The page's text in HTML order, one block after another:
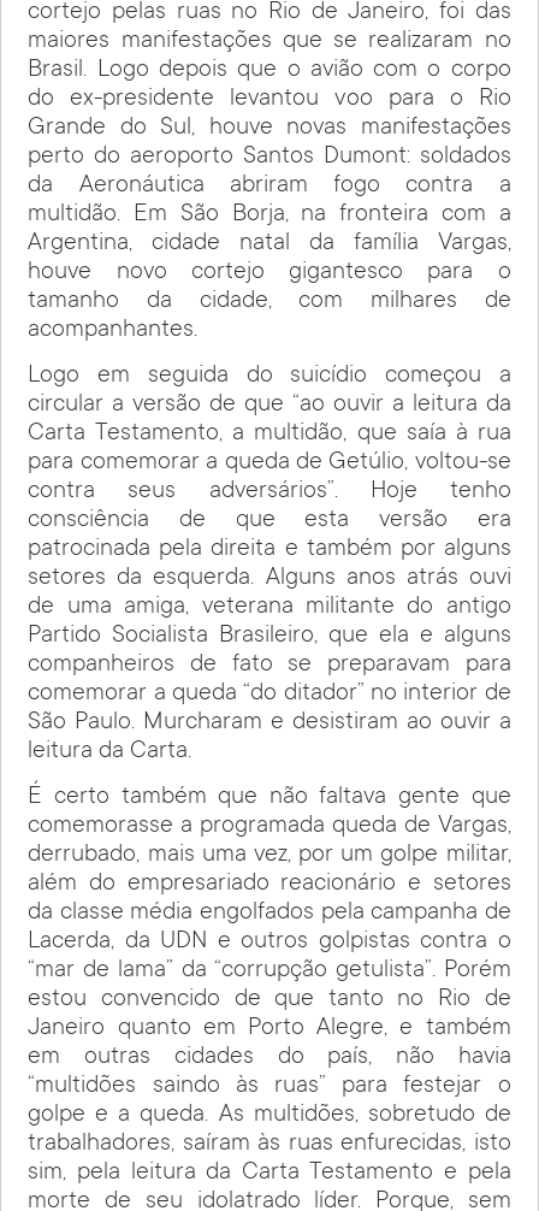
cortejo pelas ruas no Rio de Janeiro, foi das
maiores manifestações que se realizaram no
Brasil. Logo depois que o avião com o corpo
do ex-presidente levantou voo para o Rio
Grande do Sul, houve novas manifestações
perto do aeroporto Santos Dumont: soldados
da Aeronáutica abriram fogo contra a
multidão. Em São Borja, na fronteira com a
Argentina, cidade natal da família Vargas,
houve novo cortejo gigantesco para o
tamanho da cidade, com milhares de
acompanhantes.
Logo em seguida do suicídio começou a
circular a versão de que “ao ouvir a leitura da
Carta Testamento, a multidão, que saía à rua
para comemorar a queda de Getúlio, voltou-se
contra seus adversários”. Hoje tenho
consciência de que esta versão era
patrocinada pela direita e também por alguns
setores da esquerda. Alguns anos atrás ouvi
de uma amiga, veterana militante do antigo
Partido Socialista Brasileiro, que ela e alguns
companheiros de fato se preparavam para
comemorar a queda “do ditador” no interior de
São Paulo. Murcharam e desistiram ao ouvir a
leitura da Carta.
É certo também que não faltava gente que
comemorasse a programada queda de Vargas,
derrubado, mais uma vez, por um golpe militar,
além do empresariado reacionário e setores
da classe média engolfados pela campanha de
Lacerda, da UDN e outros golpistas contra o
“mar de lama” da “corrupção getulista”. Porém
estou convencido de que tanto no Rio de
Janeiro quanto em Porto Alegre, e também
em outras cidades do país, não havia
“multidões saindo às ruas” para festejar o
golpe e a queda. As multidões, sobretudo de
trabalhadores, saíram às ruas enfurecidas, isto
sim, pela leitura da Carta Testamento e pela
morte de seu idolatrado líder. Porque, sem